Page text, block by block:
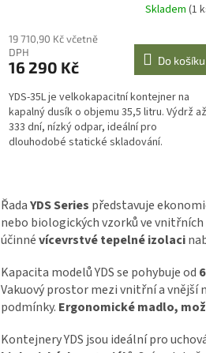
Skladem (1
19 710,90 Kč včetně
DPH
16 290 Kč Do košíku
YDS-35L je velkokapacitní kontejner na
kapalný dusík o objemu 35,5 litru. Výdrž až
333 dní, nízký odpar, ideální pro
dlouhodobé statické skladování.
ŘadaYDS Series představuje
nebo biologických vzorků ve
účinnévícevrstvé tepelné izolaci
Kapacita modelů YDS se pohybuje od
Vakuový prostor mezi vnitřní a vnější
podmínky. Ergonomické madlo,
Kontejnery YDS jsou ideální pro